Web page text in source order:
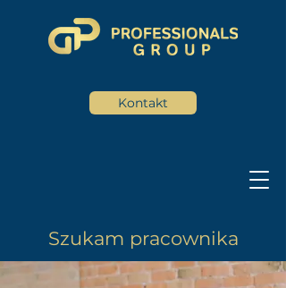
Kontakt
Szukam pracownika